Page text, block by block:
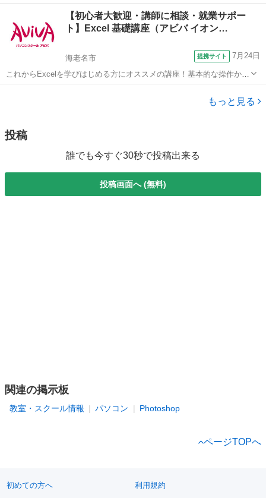
たい！」という方が、日に日に増えています。 動画で一攫千金！とい
う方も、 ちょっとだけ、試しでやってみたい。という方も歓迎
(⌒∇⌒)。 パソコンも...
相模原市 小田急相模原駅 その他 動画編集
【初心者大歓迎・講師に相談・就業サポー
ト】Excel 基礎講座（アビバ イオン…
海老名市 提携サイト 7月24日
これからExcelを学びはじめる方にオススメの講座！基本的な操作から
関数やグラフ作成など、表計算ソフトであるExcelの醍醐味を学ぶ事が
もっと見る
投稿
誰でも今すぐ30秒で投稿出来る
投稿画面へ (無料)
関連の掲示板
教室・スクール情報 パソコン Photoshop
ページTOPへ
初めての方へ 利用規約